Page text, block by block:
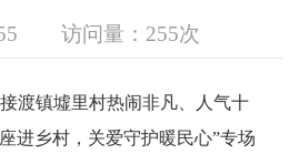
访问量： 255次
渡镇墟里村热闹非凡、人气十
进乡村，关爱守护暖民心”专场